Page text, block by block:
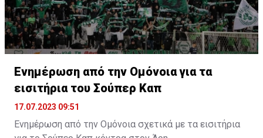
Ενημέρωση από την Ομόνοια για τα
εισιτήρια του Σούπερ Καπ
17.07.2023 09:51
Ενημέρωση από την Ομόνοια σχετικά με τα εισιτήρια